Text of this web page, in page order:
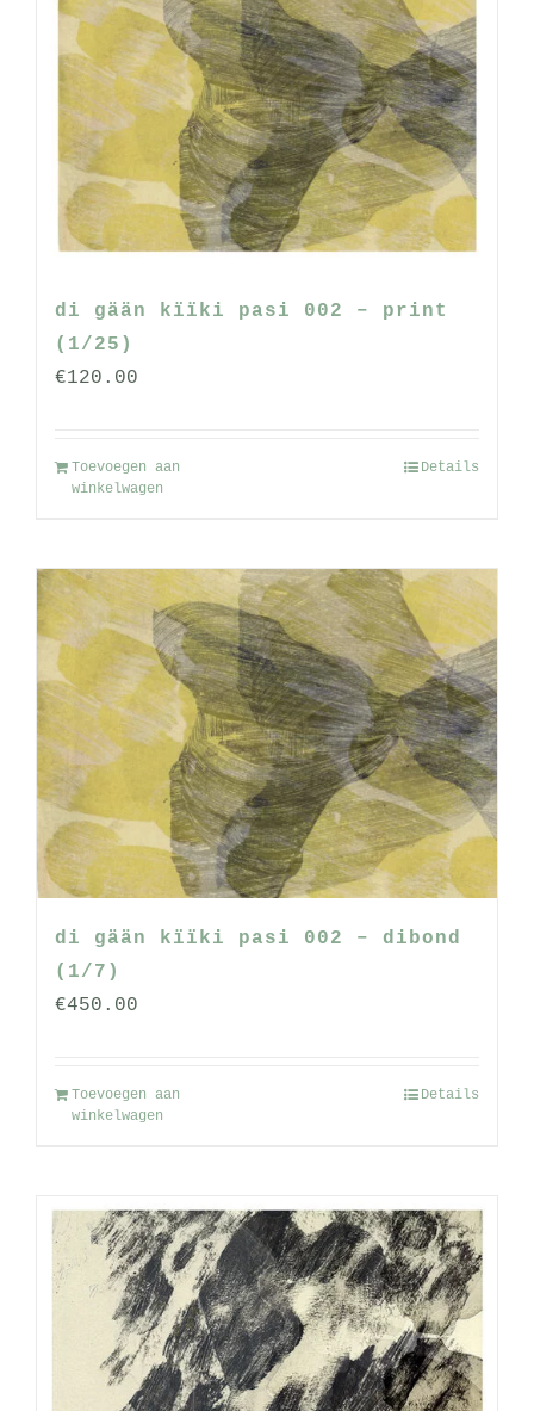
di gään kïïki pasi 002 – print
(1/25)
€120.00
Toevoegen aan
winkelwagen
Details
di gään kïïki pasi 002 – dibond
(1/7)
€450.00
Toevoegen aan
winkelwagen
Details